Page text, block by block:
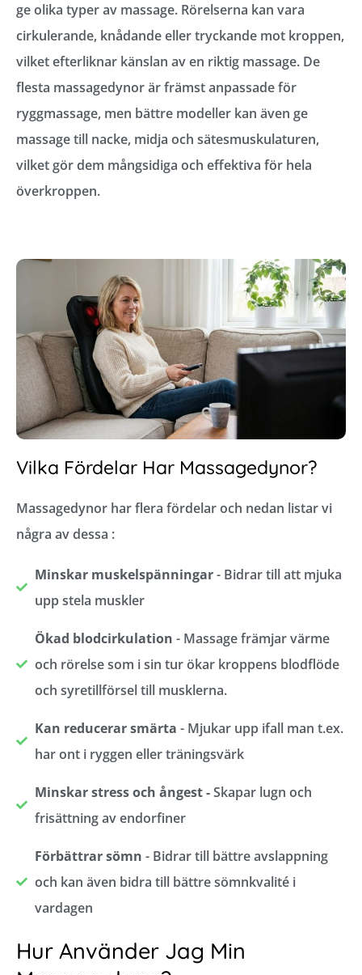
ge olika typer av massage. Rörelserna kan vara
cirkulerande, knådande eller tryckande mot kroppen,
vilket efterliknar känslan av en riktig massage. De
flesta massagedynor är främst anpassade för
ryggmassage, men bättre modeller kan även ge
massage till nacke, midja och sätesmuskulaturen,
vilket gör dem mångsidiga och effektiva för hela
överkroppen.
Vilka Fördelar Har Massagedynor?
Massagedynor har flera fördelar och nedan listar vi
några av dessa :
Minskar muskelspänningar- Bidrar till att mjuka
upp stela muskler
Ökad blodcirkulation - Massage främjar värme
och rörelse som i sin tur ökar kroppens blodflöde
och syretillförsel till musklerna.
Kan reducerar smärta - Mjukar upp ifall man t.ex.
har ont i ryggen eller träningsvärk
Minskar stress och ångest -Skapar lugn och
frisättning av endorfiner
Förbättrar sömn - Bidrar till bättre avslappning
och kan även bidra till bättre sömnkvalité i
vardagen
Hur Använder Jag Min